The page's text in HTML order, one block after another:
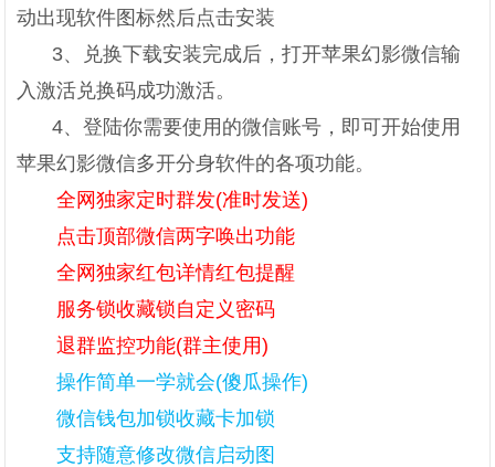
动出现软件图标然后点击安装
3、兑换下载安装完成后，打开苹果幻影微信输
入激活兑换码成功激活。
4、登陆你需要使用的微信账号，即可开始使用
苹果幻影微信多开分身软件的各项功能。
全网独家定时群发(准时发送)
点击顶部微信两字唤出功能
全网独家红包详情红包提醒
服务锁收藏锁自定义密码
退群监控功能(群主使用)
操作简单一学就会(傻瓜操作)
微信钱包加锁收藏卡加锁
支持随意修改微信启动图